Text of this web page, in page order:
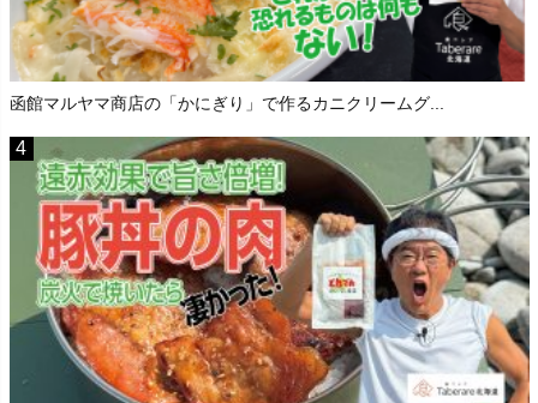
函館マルヤマ商店の「かにぎり」で作るカニクリームグ...